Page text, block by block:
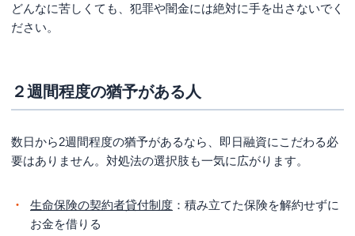
どんなに苦しくても、犯罪や闇金には絶対に手を出さないでく
ださい。
２週間程度の猶予がある人
数日から2週間程度の猶予があるなら、即日融資にこだわる必
要はありません。対処法の選択肢も一気に広がります。
生命保険の契約者貸付制度 ：積み立てた保険を解約せずに
お金を借りる